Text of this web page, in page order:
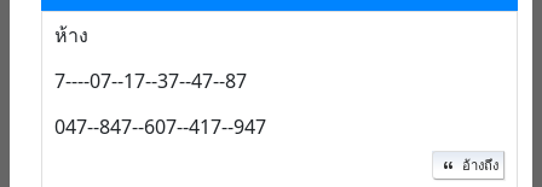
ห้าง
7----07--17--37--47--87
047--847--607--417--947
อ้างถึง